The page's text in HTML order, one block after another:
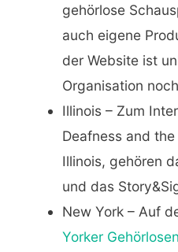
gehörlose
auch eigene
der Website ist
Organisation
Illinois – Zum
Deafness and
Illinois, gehören
und das
New York – Auf
Yorker